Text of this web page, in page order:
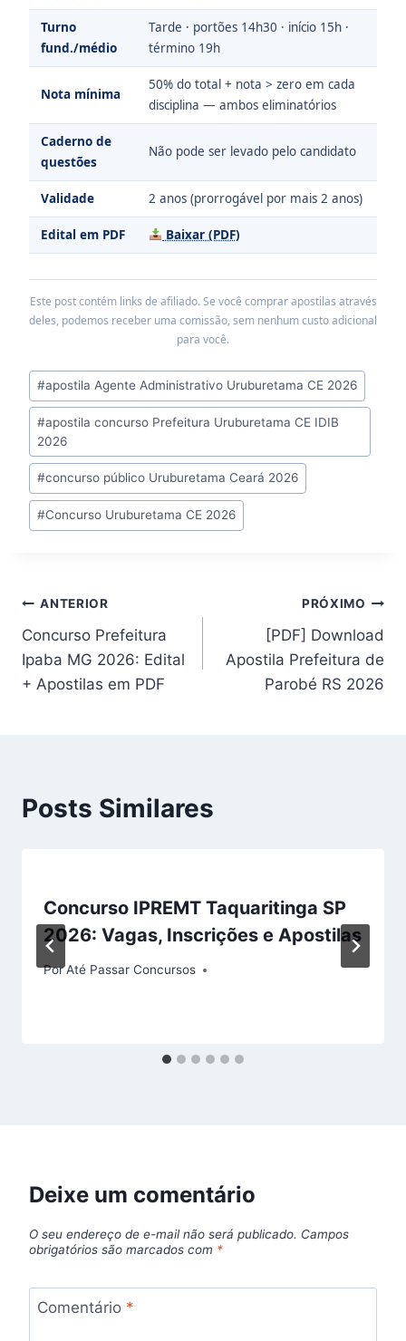
Turno
fund./médio
Tarde · portões 14h30 · início 15h ·
término 19h
Nota mínima
50% do total + nota > zero em cada
disciplina — ambos eliminatórios
Caderno de
questões
Não pode ser levado pelo candidato
Validade 2 anos (prorrogável por mais 2 anos)
Edital em PDF Baixar (PDF)
Este post contém links de afiliado. Se você comprar apostilas através
deles, podemos receber uma comissão, sem nenhum custo adicional
para você.
Tags
do
Post:
#apostila Agente Administrativo Uruburetama CE 2026
#apostila concurso Prefeitura Uruburetama CE IDIB
2026
#concurso público Uruburetama Ceará 2026
#Concurso Uruburetama CE 2026
Navegação
de
Post
ANTERIOR
Concurso Prefeitura
Ipaba MG 2026: Edital
+ Apostilas em PDF
PRÓXIMO
[PDF] Download
Apostila Prefeitura de
Parobé RS 2026
Posts Similares
Concurso IPREMT Taquaritinga SP
2026: Vagas, Inscrições e Apostilas
PorAté Passar Concursos
Deixe um comentário
O seu endereço de e-mail não será publicado. Campos
obrigatórios são marcados com *
Comentário *